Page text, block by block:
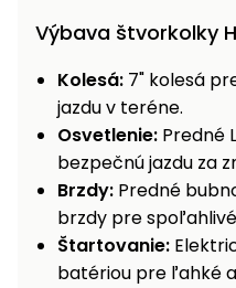
Výbava štvorkolky
Kolesá: 7" kolesá
jazdu v teréne.
Osvetlenie: Predné
bezpečnú jazdu za
Brzdy: Predné
brzdy pre
Štartovanie:
batériou pre ľahké